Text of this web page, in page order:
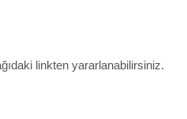
linkten yararlanabilirsiniz.